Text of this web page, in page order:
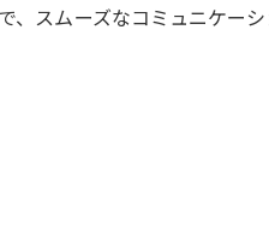
、スムーズなコミュニケー